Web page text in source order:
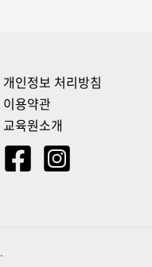
개인정보 처리방침
이용약관
교육원소개